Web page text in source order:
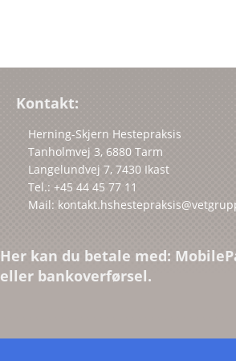
Kontakt:
Herning-Skjern Hestepraksis
Tanholmvej 3, 6880 Tarm
Langelundvej 7, 7430 Ikast
Tel.: +45 44 45 77 11
Mail:
Her kan du betale med:
eller bankoverførsel.